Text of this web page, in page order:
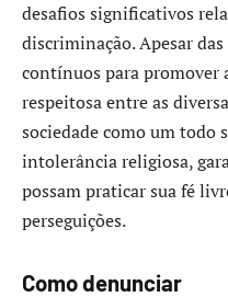
desafios significativos
discriminação. Apesar
contínuos para promover
respeitosa entre as
sociedade como um todo
intolerância religiosa,
possam praticar sua fé
perseguições.​
Como denunciar